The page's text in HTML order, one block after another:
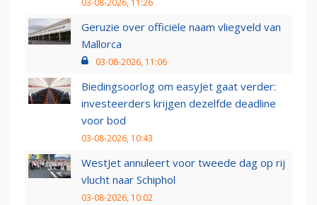
Geruzie over officiële naam vliegveld van
Mallorca
03-08-2026, 11:06
Biedingsoorlog om easyJet gaat verder:
investeerders krijgen dezelfde deadline
voor bod
03-08-2026, 10:43
WestJet annuleert voor tweede dag op rij
vlucht naar Schiphol
03-08-2026, 10:02